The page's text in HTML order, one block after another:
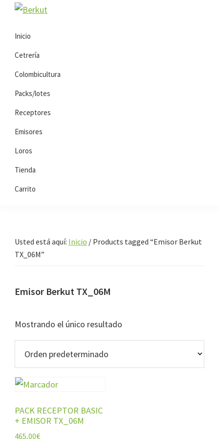
Saltar
navegación
Saltar
contenido
principal
Inicio
Cetrería
Colombicultura
Packs/lotes
Receptores
Emisores
Loros
Tienda
Carrito
Usted está aquí: Inicio / Products tagged “Emisor Berkut
TX_06M”
Emisor Berkut TX_06M
Mostrando el único resultado
PACK RECEPTOR BASIC
+ EMISOR TX_06M
465,00€